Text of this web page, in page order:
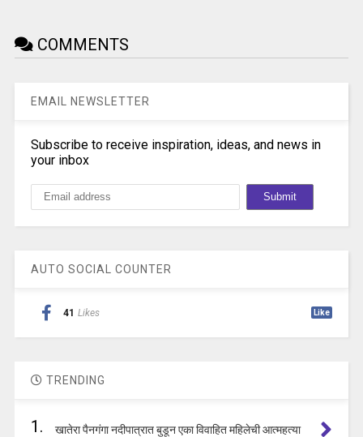
COMMENTS
EMAIL NEWSLETTER
Subscribe to receive inspiration, ideas, and news in
your inbox
AUTO SOCIAL COUNTER
41 Likes Like
TRENDING
1. खातेरा पैनगंगा नदीपात्रात बुडून एका विवाहित महिलेची आत्महत्या